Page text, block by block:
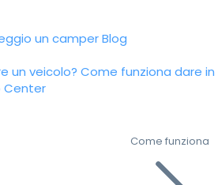
un camperBlog
un veicolo? Come funziona dare in
Center
Come funziona